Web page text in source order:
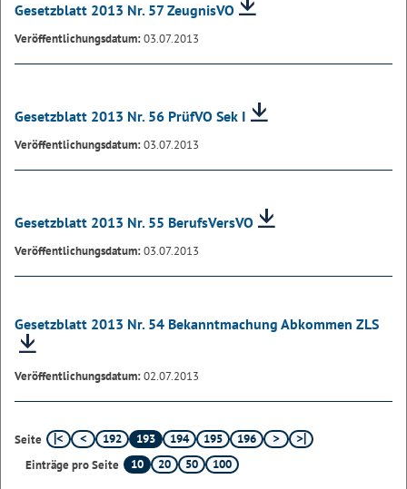
Gesetzblatt 2013 Nr. 57 ZeugnisVO
Veröffentlichungsdatum:03.07.2013
Gesetzblatt 2013 Nr. 56 PrüfVO Sek I
Veröffentlichungsdatum:03.07.2013
Gesetzblatt 2013 Nr. 55 BerufsVersVO
Veröffentlichungsdatum:03.07.2013
Gesetzblatt 2013 Nr. 54 Bekanntmachung Abkommen ZLS
Veröffentlichungsdatum:02.07.2013
Seite 192 193 194 195
196
Einträge pro Seite
10 20 50 100